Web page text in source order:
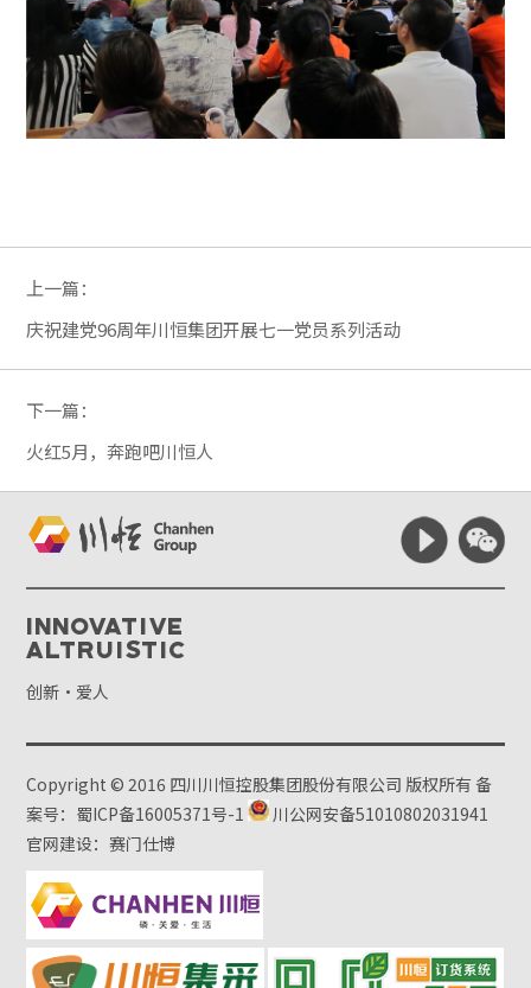
上一篇：
庆祝建党96周年川恒集团开展七一党员系列活动
下一篇：
火红5月，奔跑吧川恒人
Innovative
Altruistic
创新·爱人
Copyright © 2016 四川川恒控股集团股份有限公司 版权所有备
案号：蜀ICP备16005371号-1
川公网安备51010802031941
官网建设：赛门仕博